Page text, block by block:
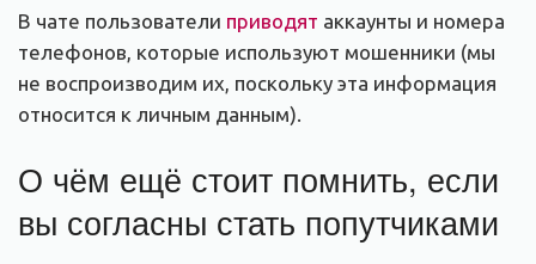
В чате пользователи приводят аккаунты и номера
телефонов, которые используют мошенники (мы
не воспроизводим их, поскольку эта информация
относится к личным данным).
О чём ещё стоит помнить, если
вы согласны стать попутчиками